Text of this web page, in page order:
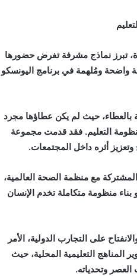
تبرز نماذج مشرفة تفرض حضورها
واضحة ومُلهمة في برنامج اليونسكو
بالعطاء، حيث لم يكن عطاؤها مجرد
التعليم. فقد قدمت مجموعة
أثره داخل المجتمعات.
مع منظمة الصحة العالمية،
منظومة متكاملة تخدم الإنسان
على التجارب الدولية، الأمر
المناهج التعليمية المحلية، حيث
وتحدياته.